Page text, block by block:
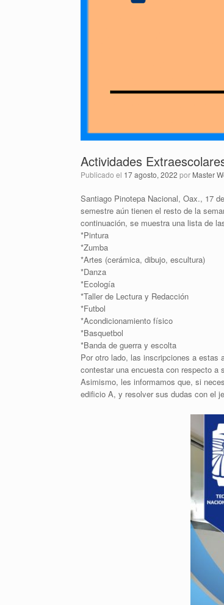
Actividades
Publicado el 17 agosto, 2022 por Master
Santiago Pinotepa Nacional, Oax., 17
semestre aún tienen el resto de la
continuación, se muestra una lista de
*Pintura
*Zumba
*Artes (cerámica, dibujo, escultura)
*Danza
*Ecología
*Taller de Lectura y Redacción
*Futbol
*Acondicionamiento físico
*Basquetbol
*Banda de guerra y escolta
Por otro lado, las inscripciones a estas
contestar una encuesta con respecto
Asimismo, les informamos que, si
edificio A, y resolver sus dudas con el